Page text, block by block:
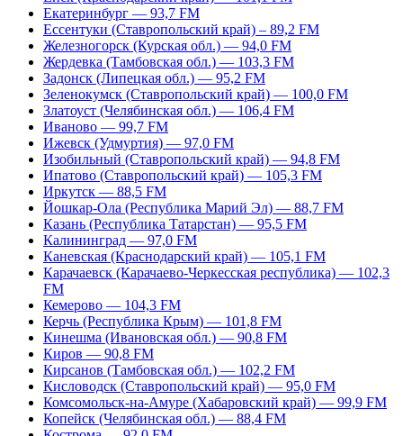
Екатеринбург — 93,7 FM
Ессентуки (Ставропольский край) – 89,2 FM
Железногорск (Курская обл.) — 94,0 FM
Жердевка (Тамбовская обл.) — 103,3 FM
Задонск (Липецкая обл.) — 95,2 FM
Зеленокумск (Ставропольский край) — 100,0 FM
Златоуст (Челябинская обл.) — 106,4 FM
Иваново — 99,7 FM
Ижевск (Удмуртия) — 97,0 FM
Изобильный (Ставропольский край) — 94,8 FM
Ипатово (Ставропольский край) — 105,3 FM
Иркутск — 88,5 FM
Йошкар-Ола (Республика Марий Эл) — 88,7 FM
Казань (Республика Татарстан) — 95,5 FM
Калининград — 97,0 FM
Каневская (Краснодарский край) — 105,1 FM
Карачаевск (Карачаево-Черкесская республика) — 102,3
FM
Кемерово — 104,3 FM
Керчь (Республика Крым) — 101,8 FM
Кинешма (Ивановская обл.) — 90,8 FM
Киров — 90,8 FM
Кирсанов (Тамбовская обл.) — 102,2 FM
Кисловодск (Ставропольский край) — 95,0 FM
Комсомольск-на-Амуре (Хабаровский край) — 99,9 FM
Копейск (Челябинская обл.) — 88,4 FM